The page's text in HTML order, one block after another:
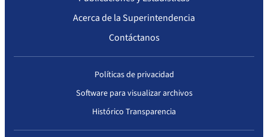
Salud Familiar
Bernardo
Leighton
Comuna de
Puente Alto,
Región
en virtud de
haber
Acerca de la Superintendencia
Contáctanos
Políticas de privacidad
Software para visualizar archivos
Histórico Transparencia